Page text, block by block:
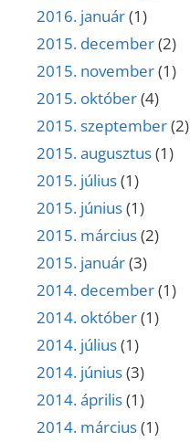
2016. január(1)
2015. december(2)
2015. november(1)
2015. október(4)
2015. szeptember(2)
2015. augusztus(1)
2015. július(1)
2015. június(1)
2015. március(2)
2015. január(3)
2014. december(1)
2014. október(1)
2014. július(1)
2014. június(3)
2014. április(1)
2014. március(1)